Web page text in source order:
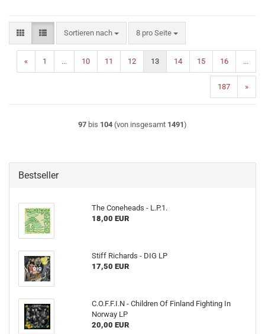
Sortieren nach
Sortieren nach 8 pro Seite
pro Seite
« 1 ... 10 11 12 13 14 15 16 ...
187 »
97 bis 104 (von insgesamt 1491)
Bestseller
The Coneheads - L​.​P​.​1.
18,00 EUR
Stiff Richards - DIG LP
17,50 EUR
C.O.F.F.I.N - Children Of Finland Fighting In
Norway LP
20,00 EUR